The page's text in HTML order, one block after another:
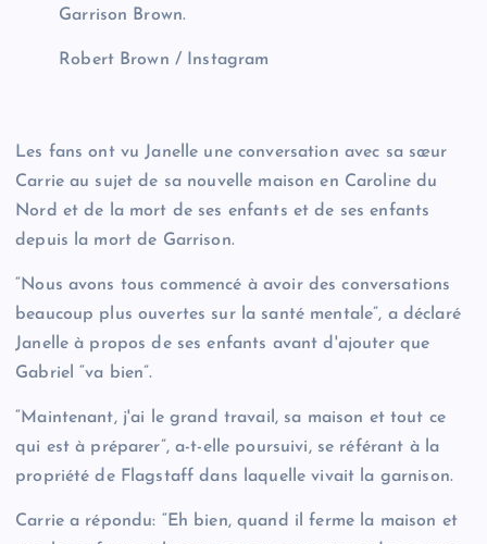
Garrison Brown.
Robert Brown / Instagram
Les fans ont vu Janelle une conversation avec sa sœur
Carrie au sujet de sa nouvelle maison en Caroline du
Nord et de la mort de ses enfants et de ses enfants
depuis la mort de Garrison.
“Nous avons tous commencé à avoir des conversations
beaucoup plus ouvertes sur la santé mentale”, a déclaré
Janelle à propos de ses enfants avant d'ajouter que
Gabriel “va bien”.
“Maintenant, j'ai le grand travail, sa maison et tout ce
qui est à préparer”, a-t-elle poursuivi, se référant à la
propriété de Flagstaff dans laquelle vivait la garnison.
Carrie a répondu: “Eh bien, quand il ferme la maison et